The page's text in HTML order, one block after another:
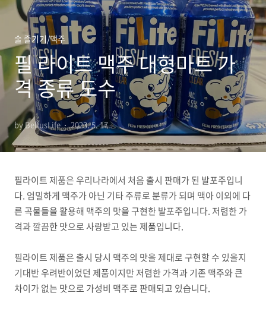
술 즐기기/맥주
필 라이트 맥주 대형마트 가
격 종류 도수
by BellusLife 2023. 5. 17.
필라이트 제품은 우리나라에서 처음 출시 판매가 된 발포주입니
다. 엄밀하게 맥주가 아닌 기타 주류로 분류가 되며 맥아 이외에 다
른 곡물들을 활용해 맥주의 맛을 구현한 발포주입니다. 저렴한 가
격과 깔끔한 맛으로 사랑받고 있는 제품입니다.
필라이트 제품은 출시 당시 맥주의 맛을 제대로 구현할 수 있을지
기대반 우려반이었던 제품이지만 저렴한 가격과 기존 맥주와 큰
차이가 없는 맛으로 가성비 맥주로 판매되고 있습니다.